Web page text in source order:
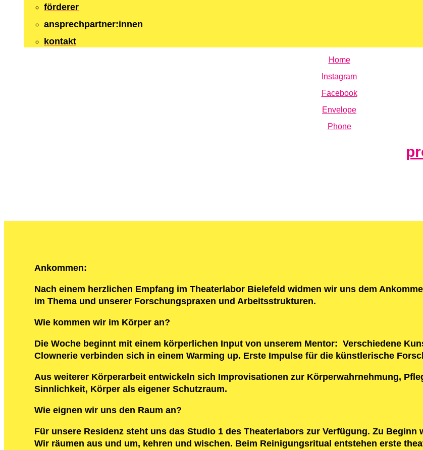
förderer
ansprechpartner:innen
kontakt
Home
Instagram
Facebook
Envelope
Phone
Ankommen:
Nach einem herzlichen Empfang im Theaterlabor Bielefeld widmen wir uns dem
im Thema und unserer Forschungspraxen und Arbeitsstrukturen.
Wie kommen wir im Körper an?
Die Woche beginnt mit einem körperlichen Input von unserem Mentor: Verschiedene
Clownerie verbinden sich in einem Warming up. Erste Impulse für die künstlerische
Aus weiterer Körperarbeit entwickeln sich Improvisationen zur Körperwahrnehmung,
Sinnlichkeit, Körper als eigener Schutzraum.
Wie eignen wir uns den Raum an?
Für unsere Residenz steht uns das Studio 1 des Theaterlabors zur Verfügung. Zu
Wir räumen aus und um, kehren und wischen. Beim Reinigungsritual entstehen erste